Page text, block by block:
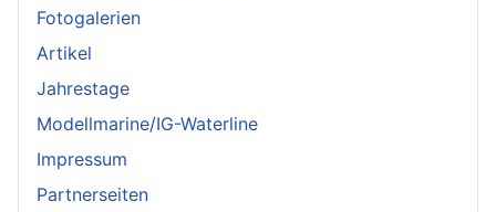
Fotogalerien
Artikel
Jahrestage
Modellmarine/IG-Waterline
Impressum
Partnerseiten